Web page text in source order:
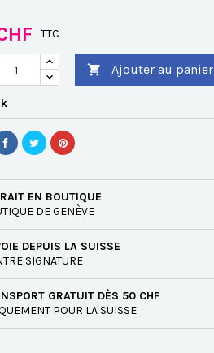
TTC
 Ajouter au panier
EN BOUTIQUE
DE GENÈVE
DEPUIS LA SUISSE
SIGNATURE
GRATUIT DÈS 50 CHF
POUR LA SUISSE.